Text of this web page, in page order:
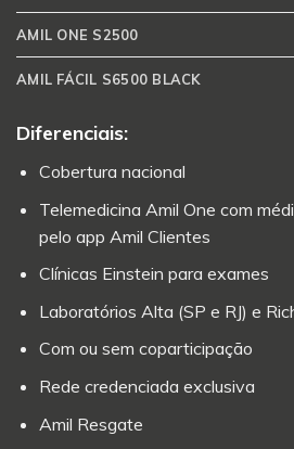
AMIL ONE S2500
AMIL FÁCIL S6500 BLACK
Diferenciais:
Cobertura nacional
Telemedicina Amil One com
pelo app Amil Clientes
Clínicas Einstein para exames
Laboratórios Alta (SP e RJ) e
Com ou sem coparticipação
Rede credenciada exclusiva
Amil Resgate